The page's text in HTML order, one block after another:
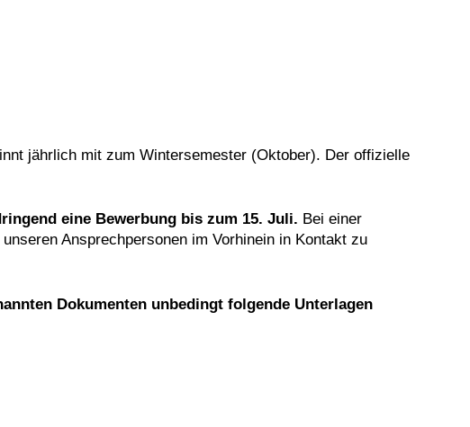
jähr­lich mit zum Winter­semester (Oktober). Der offizielle
eine Bewerbung bis zum 15. Juli. Bei einer
Ansprechpersonen im Vorhinein in Kontakt zu
Dokumenten unbedingt folgende Unterlagen